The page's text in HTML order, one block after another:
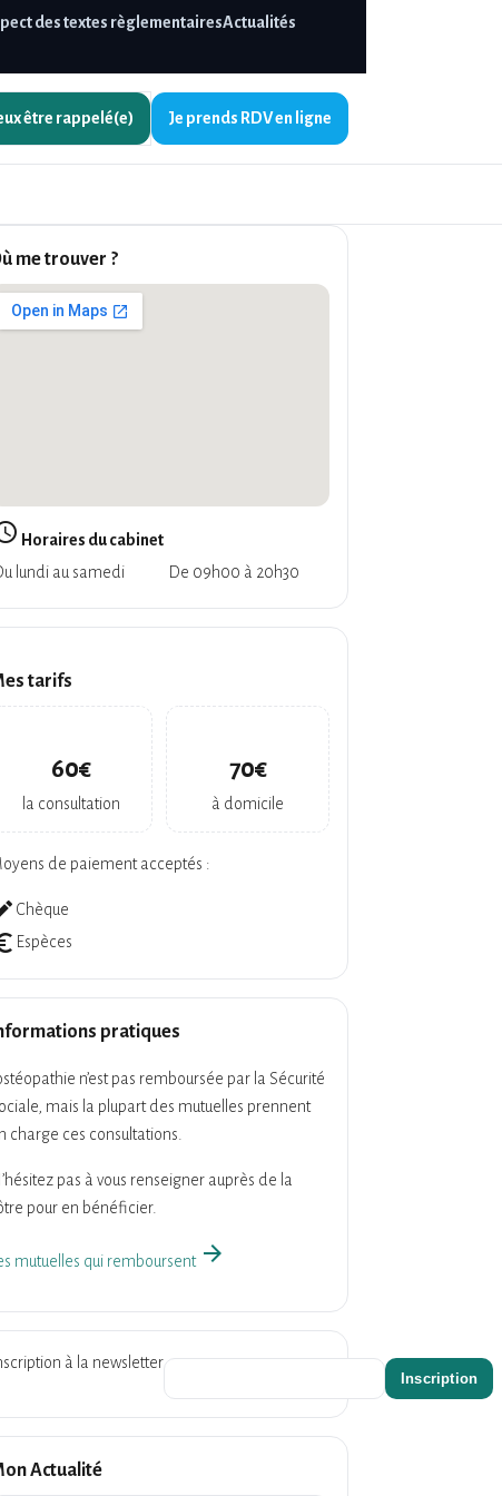
des textes règlementairesActualités
être rappelé(e) Je prends RDV en ligne
me trouver ?
Horaires du cabinet
lundi au samedi
De 09h00 à 20h30
tarifs
60€
la consultation
70€
à domicile
de paiement acceptés :
Chèque
Espèces
pratiques
n’est pas remboursée par la Sécurité
mais la plupart des mutuelles prennent
charge ces consultations.
pas à vous renseigner auprès de la
pour en bénéficier.
mutuelles qui remboursent arrow_forward
à la newsletter
Actualité